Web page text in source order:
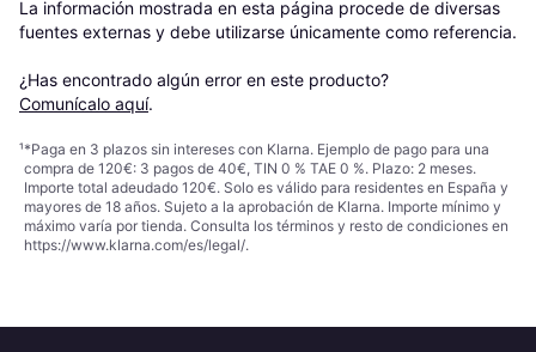
La información mostrada en esta página procede de diversas
fuentes externas y debe utilizarse únicamente como referencia.
¿Has encontrado algún error en este producto?
Comunícalo aquí.
¹*Paga en 3 plazos sin intereses con Klarna. Ejemplo de pago para una
compra de 120€: 3 pagos de 40€, TIN 0 % TAE 0 %. Plazo: 2 meses.
Importe total adeudado 120€. Solo es válido para residentes en España y
mayores de 18 años. Sujeto a la aprobación de Klarna. Importe mínimo y
máximo varía por tienda. Consulta los términos y resto de condiciones en
https://www.klarna.com/es/legal/.